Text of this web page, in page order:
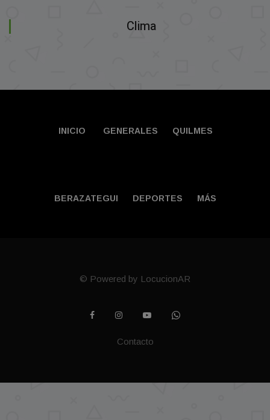
Clima
INICIO GENERALES QUILMES
BERAZATEGUI DEPORTES MÁS
© Powered by LocucionAR
Contacto